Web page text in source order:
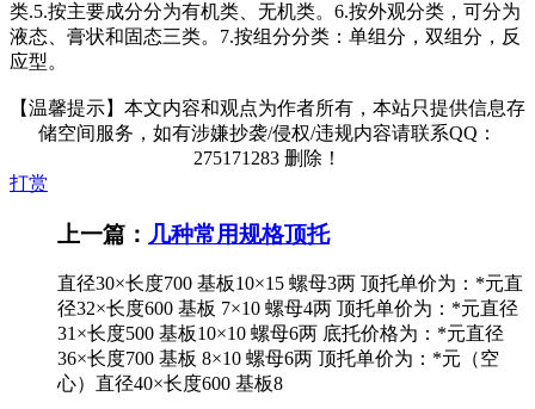
类.5.按主要成分分为有机类、无机类。6.按外观分类，可分为
液态、膏状和固态三类。7.按组分分类：单组分，双组分，反
应型。
【温馨提示】本文内容和观点为作者所有，本站只提供信息存
储空间服务，如有涉嫌抄袭/侵权/违规内容请联系QQ：
275171283 删除！
打赏
上一篇： 几种常用规格顶托
直径30×长度700 基板10×15 螺母3两 顶托单价为：*元直
径32×长度600 基板 7×10 螺母4两 顶托单价为：*元直径
31×长度500 基板10×10 螺母6两 底托价格为：*元直径
36×长度700 基板 8×10 螺母6两 顶托单价为：*元（空
心）直径40×长度600 基板8